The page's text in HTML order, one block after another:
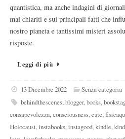
quantistica, ma anche indagini di
mai chiariti e sui principali fatti che
nostro pianeta e tantissimi misteri
risposte.
Leggi di più
13 Dicembre 2022
Senza categoria
behindthescenes,blogger,books,
consapevolezza,consciousness,cute,
Holocaust,instabooks,instagood,kindle,